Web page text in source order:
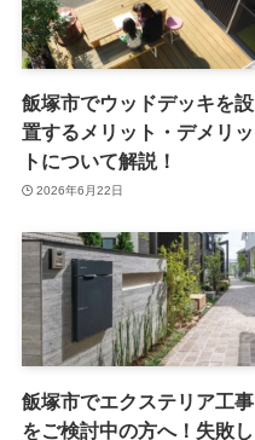
飯塚市でウッドデッキを設
置するメリット・デメリッ
トについて解説！
2026年6月22日
飯塚市でエクステリア工事
をご検討中の方へ！失敗し